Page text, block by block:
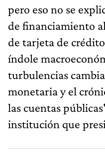
pero eso no se
de financiamiento
de tarjeta de
índole
turbulencias
monetaria y el
las cuentas
institución que